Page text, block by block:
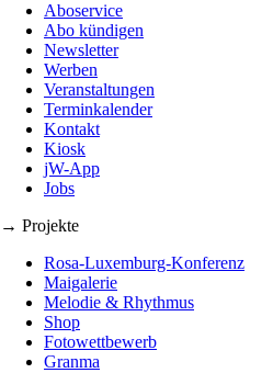
Aboservice
Abo kündigen
Newsletter
Werben
Veranstaltungen
Terminkalender
Kontakt
Kiosk
jW-App
Jobs
→ Projekte
Rosa-Luxemburg-Konferenz
Maigalerie
Melodie & Rhythmus
Shop
Fotowettbewerb
Granma